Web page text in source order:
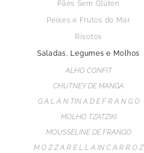
Pães Sem Glúten
Peixes e Frutos do Mar
Risotos
Saladas, Legumes e Molhos
ALHO CONFIT
CHUTNEY DE MANGA
G A L A N TIN A D E F R A N G O
MOLHO TZATZIKI
MOUSSELINE DE FRANGO
M O Z Z A R E L L A IN C A R R O Z